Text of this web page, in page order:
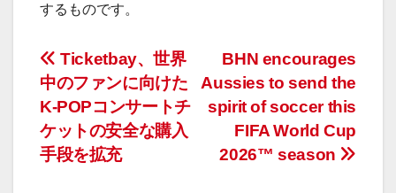
するものです。
投
稿
ナ
ビ
BHN encourages
Aussies to send the
spirit of soccer this
FIFA World Cup
2026™ season
Ticketbay、世界
中のファンに向けた
K-POPコンサートチ
ケットの安全な購入
手段を拡充